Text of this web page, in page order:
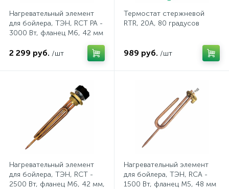
Нагревательный элемент
для бойлера, ТЭН, RCT PA -
3000 Вт, фланец М6, 42 мм
2 299 руб. /шт
Термостат стержневой
RTR, 20А, 80 градусов
989 руб. /шт
Нагревательный элемент
для бойлера, ТЭН, RCT -
2500 Вт, фланец М6, 42 мм,
Нагревательный элемент
для бойлера, ТЭН, RCA -
1500 Вт, фланец М5, 48 мм
Сетевые кабели (витая пара)
Силовые разъемы
Скобы электроустановочные
Соединительные изолирующие зажимы